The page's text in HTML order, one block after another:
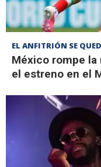
EL ANFITRIÓN SE
México rompe
el estreno en el